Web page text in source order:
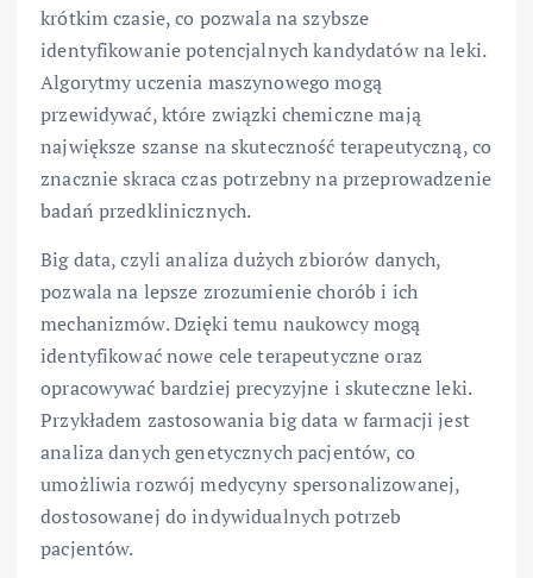
krótkim czasie, co pozwala na szybsze
identyfikowanie potencjalnych kandydatów na leki.
Algorytmy uczenia maszynowego mogą
przewidywać, które związki chemiczne mają
największe szanse na skuteczność terapeutyczną, co
znacznie skraca czas potrzebny na przeprowadzenie
badań przedklinicznych.
Big data, czyli analiza dużych zbiorów danych,
pozwala na lepsze zrozumienie chorób i ich
mechanizmów. Dzięki temu naukowcy mogą
identyfikować nowe cele terapeutyczne oraz
opracowywać bardziej precyzyjne i skuteczne leki.
Przykładem zastosowania big data w farmacji jest
analiza danych genetycznych pacjentów, co
umożliwia rozwój medycyny spersonalizowanej,
dostosowanej do indywidualnych potrzeb
pacjentów.